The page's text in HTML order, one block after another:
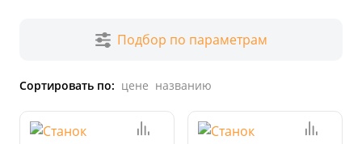
Подбор по параметрам
Сортировать по: цене названию